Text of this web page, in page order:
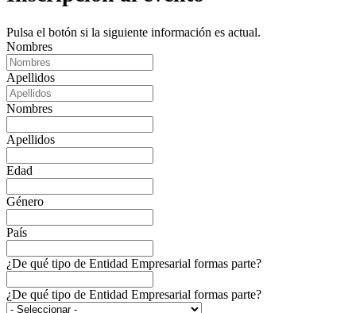
Pulsa el botón si la siguiente información es actual.
Nombres
Apellidos
Nombres
Apellidos
Edad
Género
País
¿De qué tipo de Entidad Empresarial formas parte?
¿De qué tipo de Entidad Empresarial formas parte?